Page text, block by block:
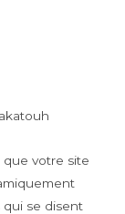
que votre site
qui se disent